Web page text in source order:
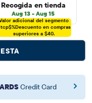
Recogida en tienda
Aug 13 - Aug 15
adicional del segmento
Descuento en compras
superiores a $40.
Credit Card